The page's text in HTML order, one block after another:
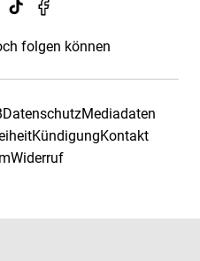
folgen können
DatenschutzMediadaten
KündigungKontakt
Widerruf